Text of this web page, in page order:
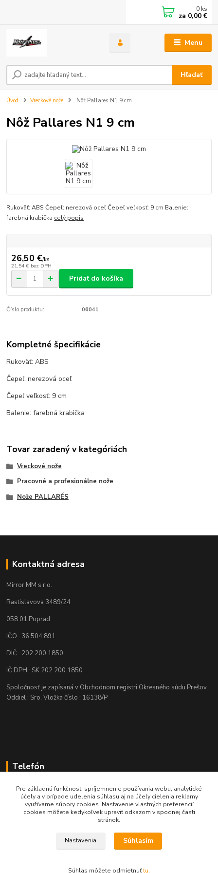
Menu
Hľadať
0 ks
za 0,00 €
Úvod Vreckové nože Nôž Pallares N1 9 cm
Nôž Pallares N1 9 cm
Rukoväť: ABS Čepeľ: nerezová oceľ Čepeľ veľkosť: 9 cm Balenie:
farebná krabička celý popis
26,50 €/ks
21,54 € bez DPH
Pridať do košíka
Číslo produktu: 06041
Kompletné špecifikácie
Rukoväť: ABS
Čepeľ: nerezová oceľ
Čepeľ veľkosť: 9 cm
Balenie: farebná krabička
Tovar zaradený v kategóriách
Vreckové nože
Pracovné a profesionálne nože
Nože PALLARÉS
Kontaktná adresa
Mirror MM s.r.o.
Rastislavova 3489/24
058 01 Poprad
IČO : 36 504 891
DIČ : 202 200 1850
IČ DPH : SK 202 200 1850
Spoločnosť je zapísaná v Obchodnom registri Okresného súdu Prešov,
Oddiel : Sro, Vložka číslo : 16138/P
Telefón
+421 905 622 625
obchod@nozeplus.sk
Pre základnú funkčnosť, spríjemnenie používania webu, analytické
účely a v prípade udelenia súhlasu aj na účely cielenia reklamy
využívame súbory cookies. Nastavenie vlastných preferencií
cookies môžete kedykoľvek upraviť odkazom v spodnej časti
stránok.
Nastavenia Súhlasím
Súhlas môžete odmietnuťtu.